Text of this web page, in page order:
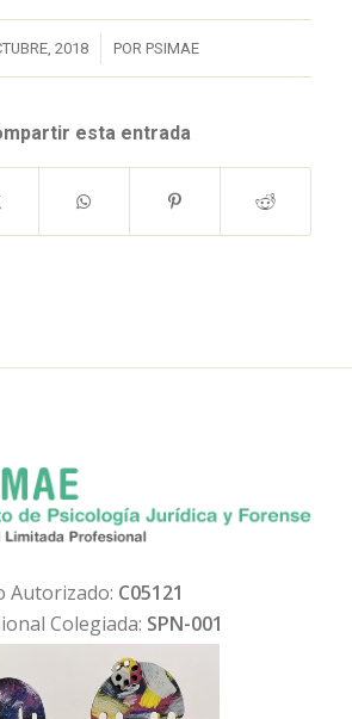
2018
/ POR PSIMAE
esta entrada
Autorizado: C05121
Colegiada: SPN-001